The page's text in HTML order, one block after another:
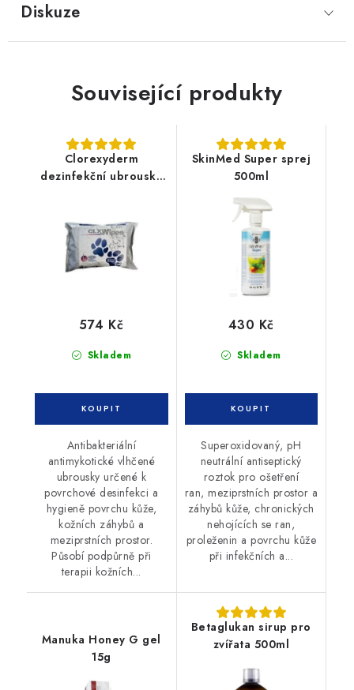
Diskuze
Související produkty
Clorexyderm
dezinfekční ubrousky
Skladem
574 Kč
Antibakteriální
antimykotické vlhčené
ubrousky určené k
povrchové desinfekci a
hygieně povrchu kůže,
kožních záhybů a
meziprstních prostor.
Působí podpůrně při
terapii kožních...
SkinMed Super sprej
500ml
Skladem
430 Kč
Superoxidovaný, pH
neutrální antiseptický
roztok pro ošetření
ran, meziprstních prostor a
záhybů kůže, chronických
nehojících se ran,
proleženin a povrchu kůže
při infekčních a...
Manuka Honey G gel
15g
Betaglukan sirup pro
zvířata 500ml